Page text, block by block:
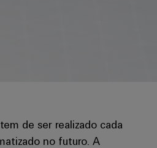
de ser realizado cada
no futuro. A